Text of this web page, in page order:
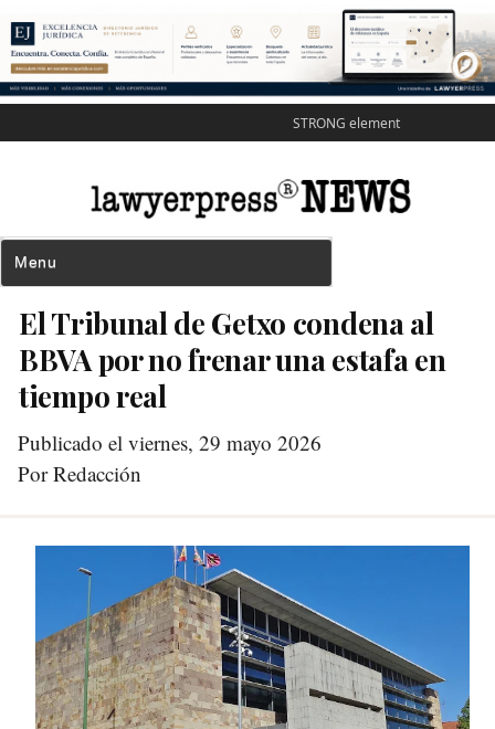
STRONG element
El Tribunal de Getxo condena al
BBVA por no frenar una estafa en
tiempo real
Publicado el viernes, 29 mayo 2026
Por Redacción